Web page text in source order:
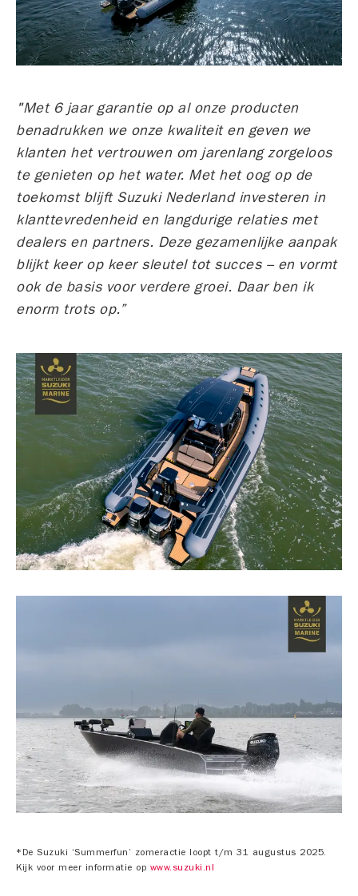
"Met 6 jaar garantie op al onze producten
benadrukken we onze kwaliteit en geven we
klanten het vertrouwen om jarenlang zorgeloos
te genieten op het water. Met het oog op de
toekomst blijft Suzuki Nederland investeren in
klanttevredenheid en langdurige relaties met
dealers en partners. Deze gezamenlijke aanpak
blijkt keer op keer sleutel tot succes – en vormt
ook de basis voor verdere groei. Daar ben ik
enorm trots op.”
*De Suzuki ‘Summerfun’ zomeractie loopt t/m 31 augustus 2025.
Kijk voor meer informatie op www.suzuki.nl